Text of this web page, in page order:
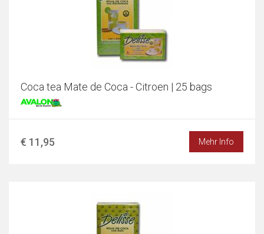
Coca tea Mate de Coca - Citroen | 25 bags
€ 11,95 Mehr Info